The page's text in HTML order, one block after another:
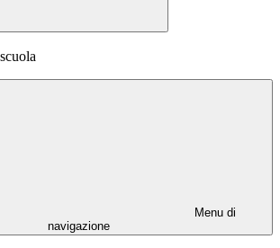
Menu di
navigazione